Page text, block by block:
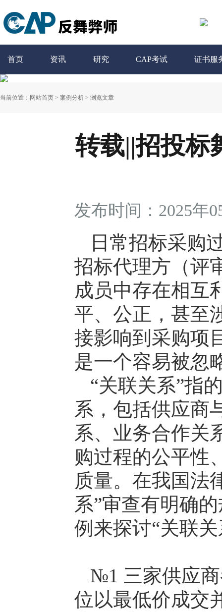
首页 资讯 研究 CAP考试 证书服
当前位置： 网站首页 > 案例分析 > 浏览文章
转载||招投标
发布时间：2025年
日常招标采购
招标代理方（评
成员中存在相互
平、公正，甚至
接影响到采购项
是一个容易被忽
“关联关系”指
系，包括供应商
系、业务合作关
购过程的公平性
质量。在我国法
系”审查有明确
例来探讨“关联
№1 三家供应
位以最低价成交